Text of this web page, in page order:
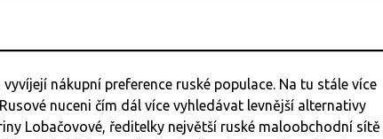
nákupní preference ruské populace. Na tu stále více
nuceni čím dál více vyhledávat levnější alternativy
Lobačovové, ředitelky největší ruské maloobchodní sítě